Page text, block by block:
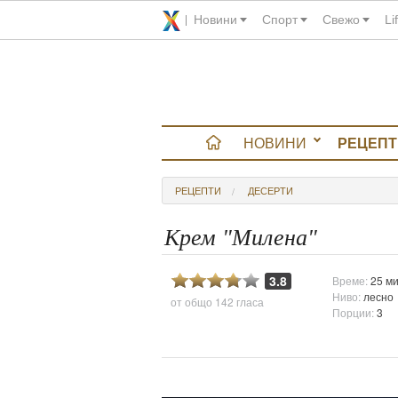
Новини Спорт Свежо
НОВИНИ
РЕЦЕПТИ ДЕСЕРТИ
Крем "Милена"
3.8
от общо 142 гласа
Време:25
Ниво: лесно
Порции:3